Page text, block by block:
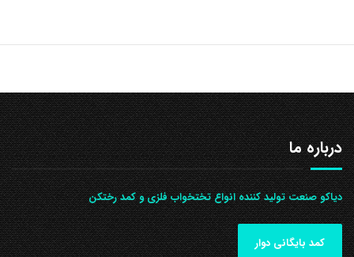
درباره ما
دیاکو صنعت تولید کننده انواع تختخواب فلزی و کمد رختکن
کمد بایگانی دوار